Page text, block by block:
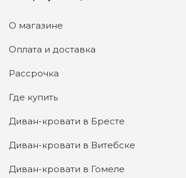
О магазине
Оплата и доставка
Рассрочка
Где купить
Диван-кровати в Бресте
Диван-кровати в Витебске
Диван-кровати в Гомеле